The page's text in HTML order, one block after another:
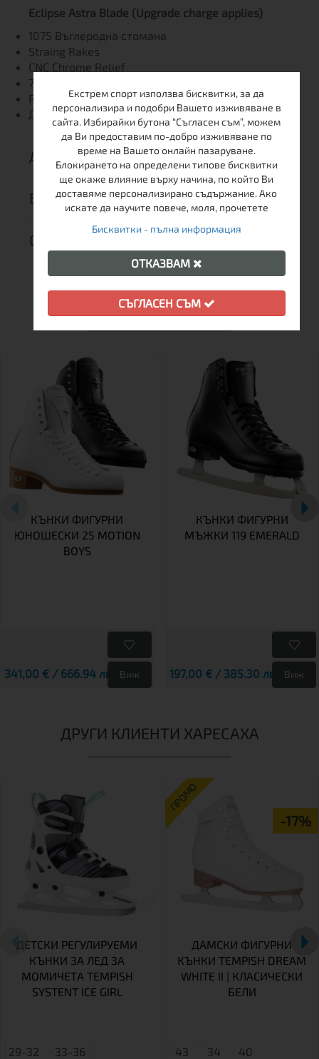
​Eclipse Astra Blade (Upgrade charge applies)
1075 Въглеродна стомана
Straing Rakes
CNC Chrome Relief
7 foot rocker
Riedell Серии: Среден клас
Диапазони на Острието: 2, 3
ДОСТАВКА
ВРЪЩАНЕ
ОТЗИВИ (0)
ОЩЕ ОТ ТАЗИ МАРКА
КЪНКИ ФИГУРНИ
ЮНОШЕСКИ 25 MOTION
BOYS
341,00 € / 666.94 лв. Виж
КЪНКИ ФИГУРНИ
МЪЖКИ 119 EMERALD
197,00 € / 385.30 лв. Виж
ДРУГИ КЛИЕНТИ ХАРЕСАХА
ДЕТСКИ РЕГУЛИРУЕМИ
КЪНКИ ЗА ЛЕД ЗА
МОМИЧЕТА TEMPISH
SYSTENT ICE GIRL
29-32 33-36
ПРОМО
-17%
ДАМСКИ ФИГУРНИ
КЪНКИ TEMPISH DREAM
WHITE II | КЛАСИЧЕСКИ
БЕЛИ
43 34 40
Екстрем спорт използва бисквитки, за да
персонализира и подобри Вашето изживяване в
сайта. Избирайки бутона “Съгласен съм”, можем
да Ви предоставим по-добро изживяване по
време на Вашето онлайн пазаруване.
Блокирането на определени типове бисквитки
ще окаже влияние върху начина, по който Ви
доставяме персонализирано съдържание. Ако
искате да научите повече, моля, прочетете
Бисквитки - пълна информация
ОТКАЗВАМ
СЪГЛАСЕН СЪМ